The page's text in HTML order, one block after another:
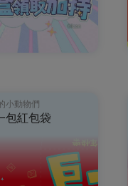
小動物們
包紅包袋